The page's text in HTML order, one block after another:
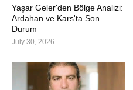
Yaşar Geler'den Bölge Analizi:
Ardahan ve Kars'ta Son
Durum
July 30, 2026